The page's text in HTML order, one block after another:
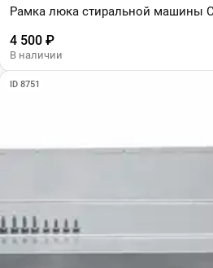
Рамка люка стиральной машины
4 500 ₽
В наличии
ID 8751